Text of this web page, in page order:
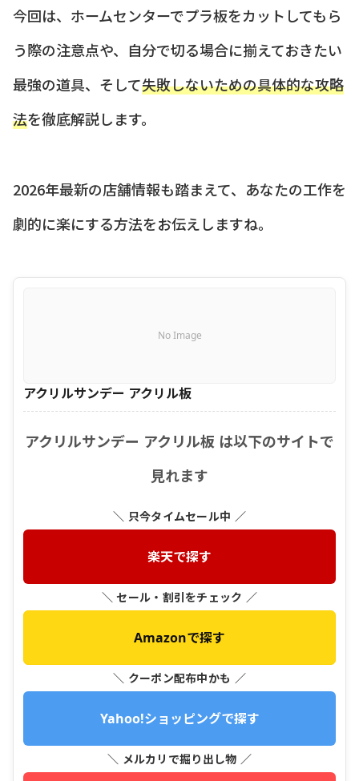
今回は、ホームセンターでプラ板をカットしてもら
う際の注意点や、自分で切る場合に揃えておきたい
最強の道具、そして失敗しないための具体的な攻略
法を徹底解説します。
2026年最新の店舗情報も踏まえて、あなたの工作を
劇的に楽にする方法をお伝えしますね。
No Image
アクリルサンデー アクリル板
アクリルサンデー アクリル板 は以下のサイトで
見れます
＼ 只今タイムセール中 ／
楽天で探す
＼ セール・割引をチェック ／
Amazonで探す
＼ クーポン配布中かも ／
Yahoo!ショッピングで探す
＼ メルカリで掘り出し物 ／